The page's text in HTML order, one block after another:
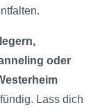
oder
Lass dich